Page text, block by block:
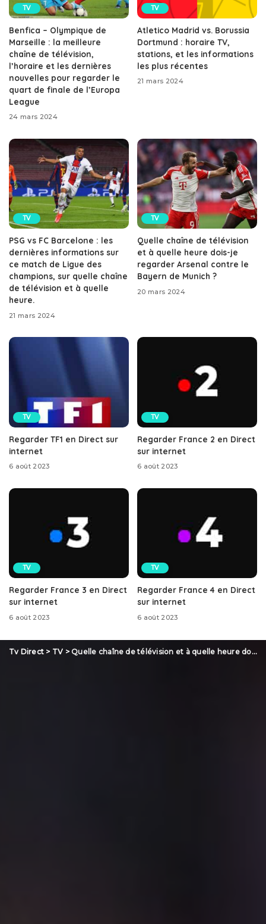
TV
Benfica – Olympique de
Marseille : la meilleure
chaîne de télévision,
l’horaire et les dernières
nouvelles pour regarder le
quart de finale de l’Europa
League
24 mars 2024
TV
Atletico Madrid vs. Borussia
Dortmund : horaire TV,
stations, et les informations
les plus récentes
21 mars 2024
TV
PSG vs FC Barcelone : les
dernières informations sur
ce match de Ligue des
champions, sur quelle chaîne
de télévision et à quelle
heure.
21 mars 2024
TV
Quelle chaîne de télévision
et à quelle heure dois-je
regarder Arsenal contre le
Bayern de Munich ?
20 mars 2024
TV
Regarder TF1 en Direct sur
internet
6 août 2023
TV
Regarder France 2 en Direct
sur internet
6 août 2023
TV
Regarder France 3 en Direct
sur internet
6 août 2023
TV
Regarder France 4 en Direct
sur internet
6 août 2023
Tv Direct > TV >Quelle chaîne de télévision et à quelle heure dois-je regarder Arsenal contre le Bayern de Munich ?